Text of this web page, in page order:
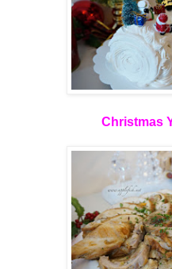
Christmas